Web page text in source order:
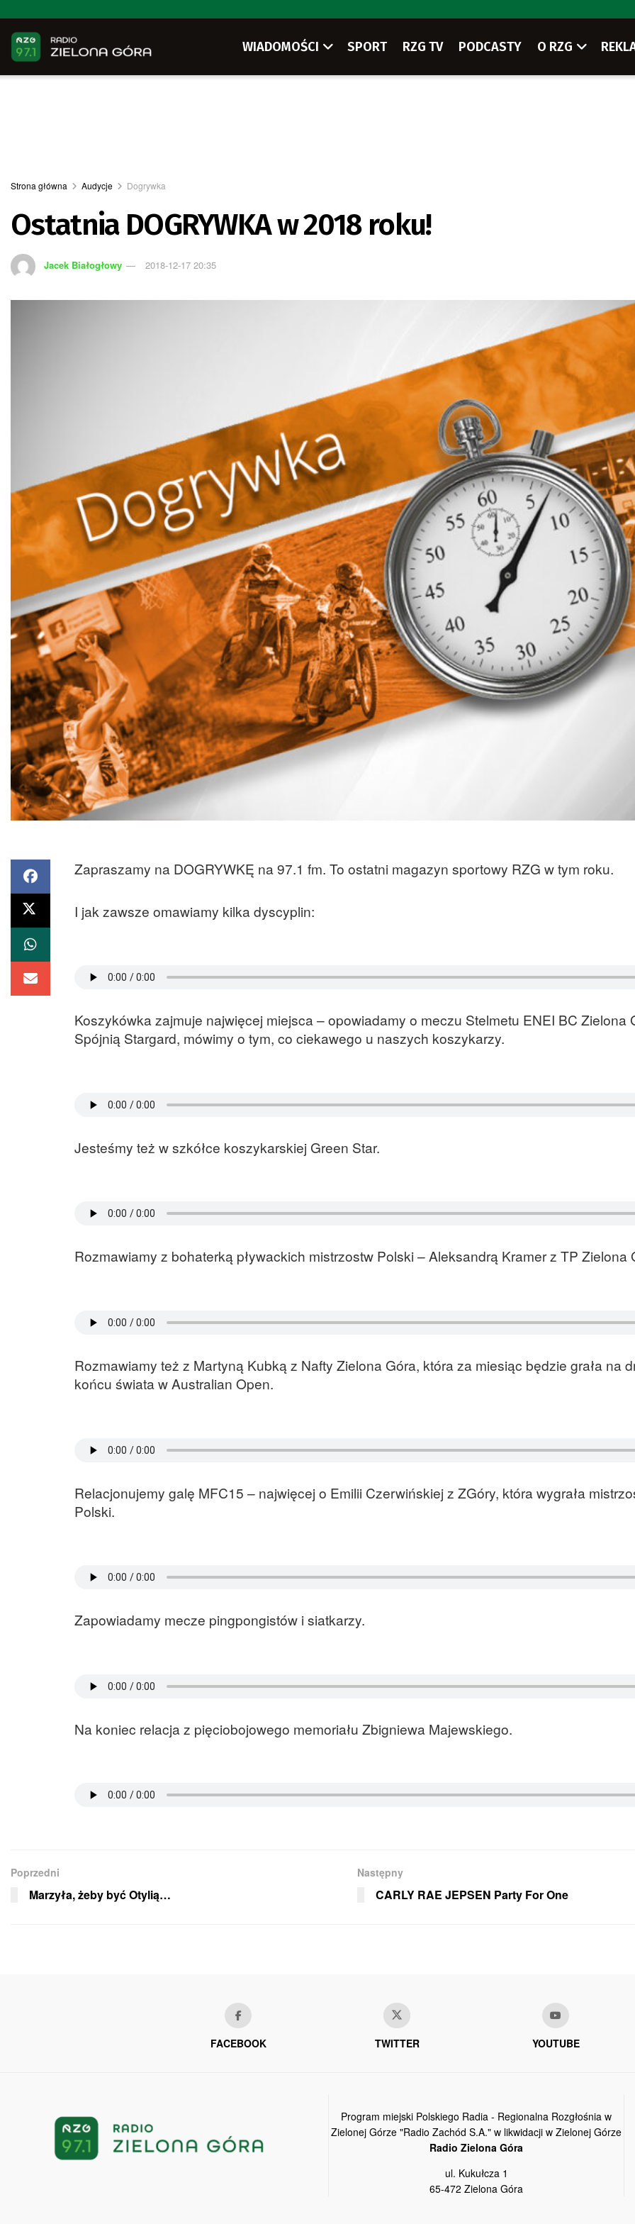
WIADOMOŚCI SPORT RZG TV PODCASTY O RZG
Strona główna Audycje Dogrywka
Ostatnia DOGRYWKA w 2018 roku!
Jacek Białogłowy 2018-12-17 20:35
Zapraszamy na DOGRYWKĘ na 97.1 fm. To ostatni magazyn sportowy RZG w tym roku.
I jak zawsze omawiamy kilka dyscyplin:
Koszykówka zajmuje najwięcej miejsca – opowiadamy o meczu Stelmetu ENEI BC Zielona
Spójnią Stargard, mówimy o tym, co ciekawego u naszych koszykarzy.
Jesteśmy też w szkółce koszykarskiej Green Star.
Rozmawiamy z bohaterką pływackich mistrzostw Polski – Aleksandrą Kramer z TP Zielona
Rozmawiamy też z Martyną Kubką z Nafty Zielona Góra, która za miesiąc będzie grała na
końcu świata w Australian Open.
Relacjonujemy galę MFC15 – najwięcej o Emilii Czerwińskiej z ZGóry, która wygrała
Polski.
Zapowiadamy mecze pingpongistów i siatkarzy.
Na koniec relacja z pięciobojowego memoriału Zbigniewa Majewskiego.
Poprzedni
Marzyła, żeby być Otylią…
Następny
CARLY RAE JEPSEN Party For One
FACEBOOK TWITTER YOUTUBE
Program miejski Polskiego Radia - Regionalna Rozgłośnia w
Zielonej Górze "Radio Zachód S.A." w likwidacji w Zielonej Górze
Radio Zielona Góra
ul. Kukułcza 1
65-472 Zielona Góra